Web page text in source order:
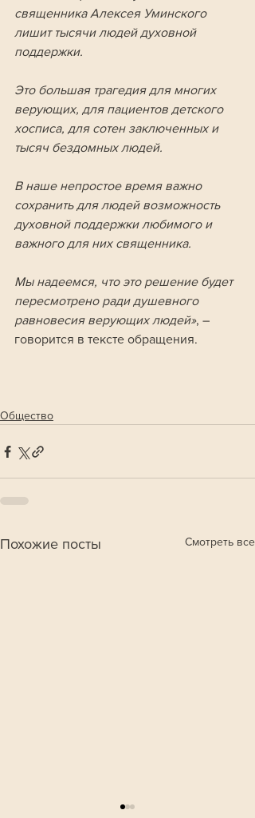
священника Алексея Уминского
лишит тысячи людей духовной
поддержки.
Это большая трагедия для многих
верующих, для пациентов детского
хосписа, для сотен заключенных и
тысяч бездомных людей.
В наше непростое время важно
сохранить для людей возможность
духовной поддержки любимого и
важного для них священника.
Мы надеемся, что это решение будет
пересмотрено ради душевного
равновесия верующих людей», –
говорится в тексте обращения.
Общество
Похожие посты Смотреть все